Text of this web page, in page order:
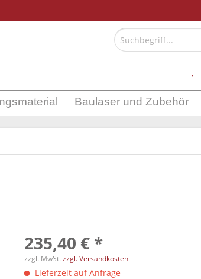
Baulaser und Zubehör
235,40 € *
zzgl. MwSt.zzgl. Versandkosten
Lieferzeit auf Anfrage